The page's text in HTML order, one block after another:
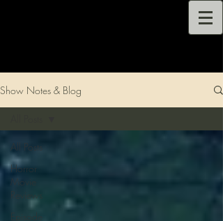
Show Notes & Blog
All Posts
Horror
Movie
Reviews